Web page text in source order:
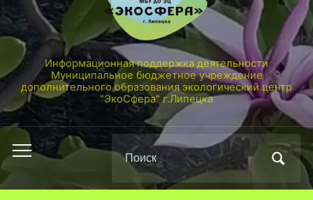
Информационная поддержка деятельности
Муниципальное бюджетное учреждение
дополнительного образования экологический центр
"ЭкоСфера" г.Липецка
Переключить
меню
Поиск
по: